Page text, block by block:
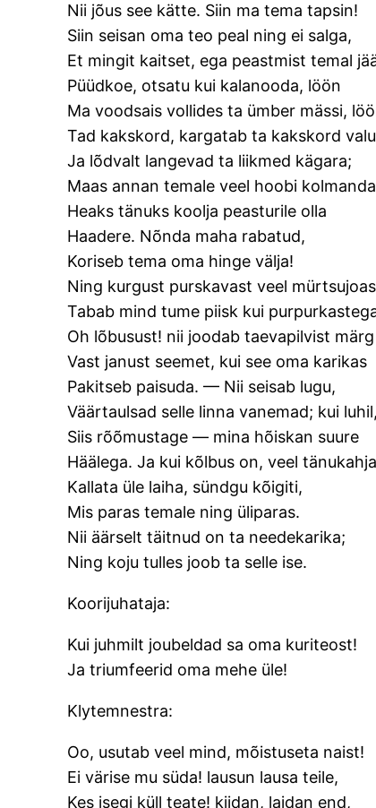
Nii jõus see kätte. Siin ma tema tapsin!
Siin seisan oma teo peal ning ei salga,
Et mingit kaitset, ega peastmist temal
Püüdkoe, otsatu kui kalanooda, löön
Ma voodsais vollides ta ümber mässi,
Tad kakskord, kargatab ta kakskord
Ja lõdvalt langevad ta liikmed kägara;
Maas annan temale veel hoobi
Heaks tänuks koolja peasturile olla
Haadere. Nõnda maha rabatud,
Koriseb tema oma hinge välja!
Ning kurgust purskavast veel
Tabab mind tume piisk kui
Oh lõbusust! nii joodab taevapilvist märg
Vast janust seemet, kui see oma karikas
Pakitseb paisuda. — Nii seisab lugu,
Väärtaulsad selle linna vanemad; kui luhil,
Siis rõõmustage — mina hõiskan suure
Häälega. Ja kui kõlbus on, veel tänukahja
Kallata üle laiha, sündgu kõigiti,
Mis paras temale ning üliparas.
Nii äärselt täitnud on ta needekarika;
Ning koju tulles joob ta selle ise.
Koorijuhataja:
Kui juhmilt joubeldad sa oma kuriteost!
Ja triumfeerid oma mehe üle!
Klytemnestra:
Oo, usutab veel mind, mõistuseta naist!
Ei värise mu süda! lausun lausa teile,
Kes isegi küll teate! kiidan, laidan end,